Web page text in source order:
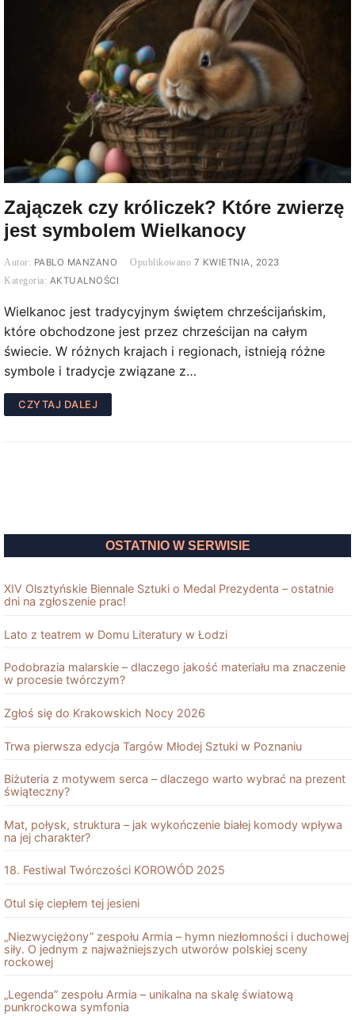
Zajączek czy króliczek? Które zwierzę
jest symbolem Wielkanocy
PABLO MANZANO
7 KWIETNIA, 2023
AKTUALNOŚCI
Wielkanoc jest tradycyjnym świętem chrześcijańskim,
które obchodzone jest przez chrześcijan na całym
świecie. W różnych krajach i regionach, istnieją różne
symbole i tradycje związane z…
CZYTAJ DALEJ
OSTATNIO W SERWISIE
XIV Olsztyńskie Biennale Sztuki o Medal Prezydenta – ostatnie
dni na zgłoszenie prac!
Lato z teatrem w Domu Literatury w Łodzi
Podobrazia malarskie – dlaczego jakość materiału ma znaczenie
w procesie twórczym?
Zgłoś się do Krakowskich Nocy 2026
Trwa pierwsza edycja Targów Młodej Sztuki w Poznaniu
Biżuteria z motywem serca – dlaczego warto wybrać na prezent
świąteczny?
Mat, połysk, struktura – jak wykończenie białej komody wpływa
na jej charakter?
18. Festiwal Twórczości KOROWÓD 2025
Otul się ciepłem tej jesieni
„Niezwyciężony” zespołu Armia – hymn niezłomności i duchowej
siły. O jednym z najważniejszych utworów polskiej sceny
rockowej
„Legenda” zespołu Armia – unikalna na skalę światową
punkrockowa symfonia